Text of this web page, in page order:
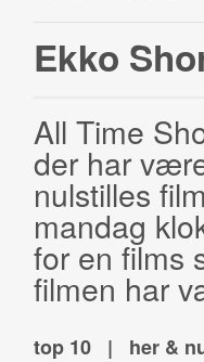
Ekko
All Time
der har
nulstilles
mandag
for en films
filmen har
top 10 | her &